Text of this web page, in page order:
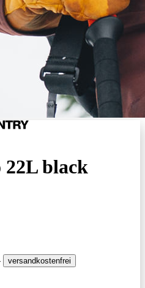
22L black
versandkostenfrei